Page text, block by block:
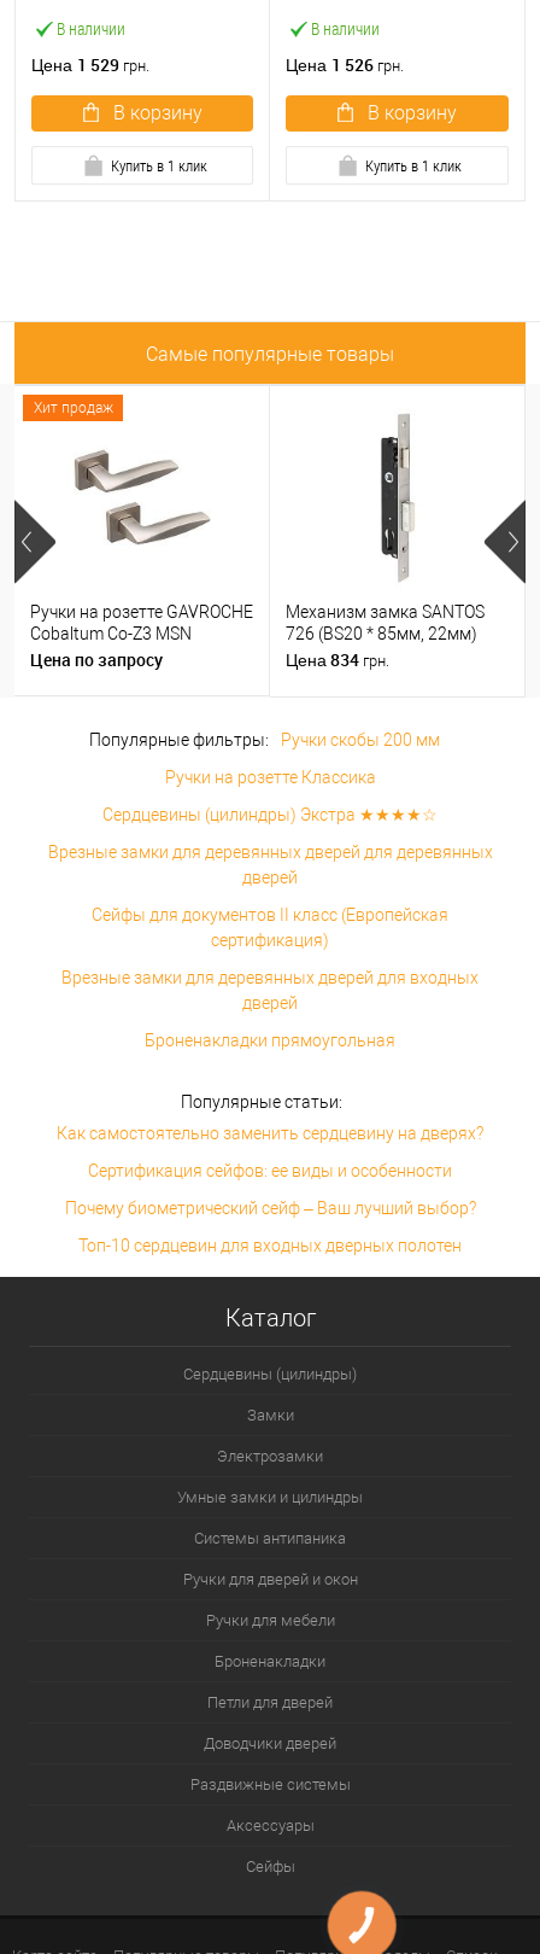
В наличии
Цена 1 529 грн.
В корзину
Купить в 1 клик
В наличии
Цена 1 526 грн.
В корзину
Купить в 1 клик
Самые популярные товары
Хит продаж
Ручки на розетте GAVROCHE
Cobaltum Co-Z3 MSN
матовый никель
Цена по запросу
Механизм замка SANTOS
726 (BS20 * 85мм, 22мм)
матовый хром
Цена 834 грн.
Популярные фильтры:
Ручки скобы 200 мм
Ручки на розетте Классика
Сердцевины (цилиндры) Экстра ★★★★☆
Врезные замки для деревянных дверей для деревянных
дверей
Сейфы для документов II класс (Европейская
сертификация)
Врезные замки для деревянных дверей для входных
дверей
Броненакладки прямоугольная
Популярные статьи:
Как самостоятельно заменить сердцевину на дверях?
Сертификация сейфов: ее виды и особенности
Почему биометрический сейф – Ваш лучший выбор?
Топ-10 сердцевин для входных дверных полотен
Каталог
Сердцевины (цилиндры)
Замки
Электрозамки
Умные замки и цилиндры
Системы антипаника
Ручки для дверей и окон
Ручки для мебели
Броненакладки
Петли для дверей
Доводчики дверей
Раздвижные системы
Аксессуары
Сейфы
КНОПКА
ЗВ'ЯЗКУ